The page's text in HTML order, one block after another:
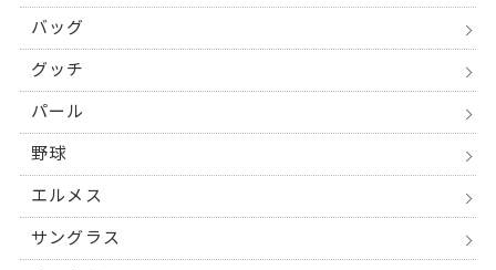
バッグ
グッチ
パール
野球
エルメス
サングラス